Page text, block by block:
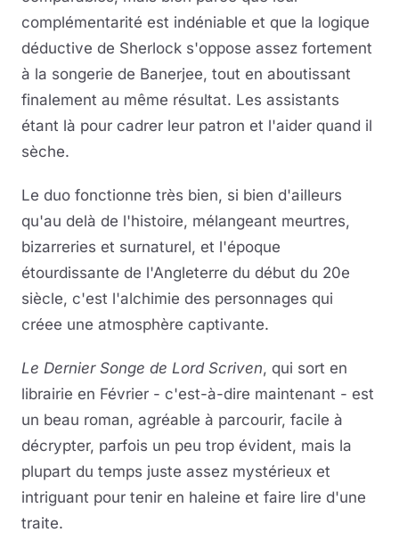
complémentarité est indéniable et que la logique
déductive de Sherlock s'oppose assez fortement
à la songerie de Banerjee, tout en aboutissant
finalement au même résultat. Les assistants
étant là pour cadrer leur patron et l'aider quand il
sèche.
Le duo fonctionne très bien, si bien d'ailleurs
qu'au delà de l'histoire, mélangeant meurtres,
bizarreries et surnaturel, et l'époque
étourdissante de l'Angleterre du début du 20e
siècle, c'est l'alchimie des personnages qui
créee une atmosphère captivante.
Le Dernier Songe de Lord Scriven, qui sort en
librairie en Février - c'est-à-dire maintenant - est
un beau roman, agréable à parcourir, facile à
décrypter, parfois un peu trop évident, mais la
plupart du temps juste assez mystérieux et
intriguant pour tenir en haleine et faire lire d'une
traite.